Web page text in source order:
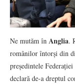
Ne mutăm în Anglia.
românilor întorși din
președintele
declară de-a dreptul